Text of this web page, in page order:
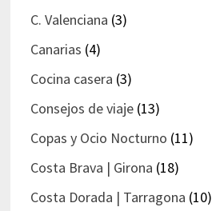
C. Valenciana (3)
Canarias (4)
Cocina casera (3)
Consejos de viaje(13)
Copas y Ocio Nocturno (11)
Costa Brava | Girona (18)
Costa Dorada | Tarragona (10)